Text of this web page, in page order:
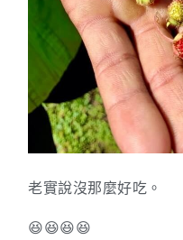
老實說沒那麼好吃。
😆😆😆😆